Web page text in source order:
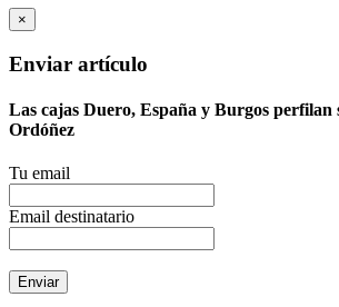
×
Enviar artículo
Las cajas Duero, España y Burgos perfilan
Ordóñez
Tu email
Email destinatario
Enviar